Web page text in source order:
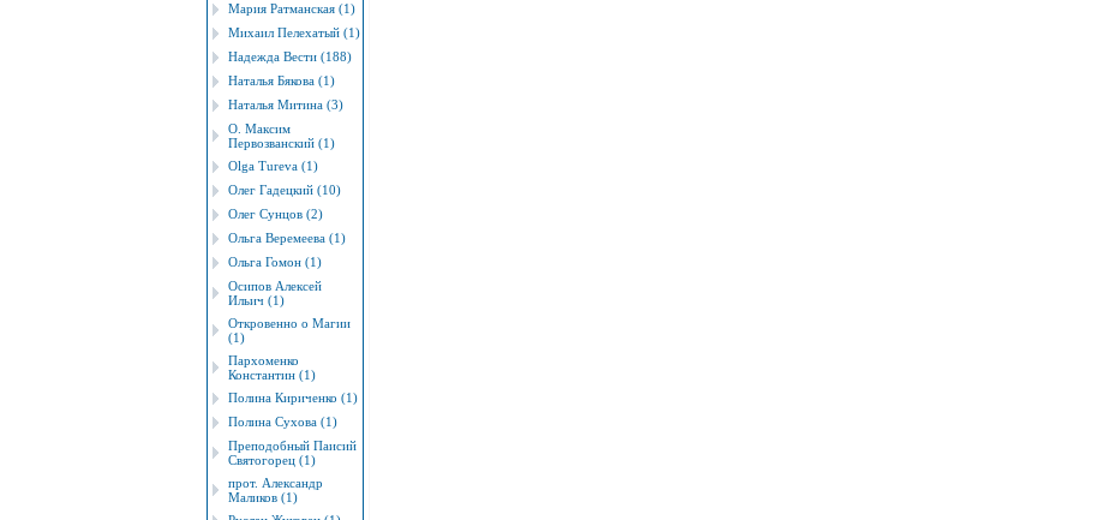
Мария Ратманская (1)
Михаил Пелехатый (1)
Надежда Вести (188)
Наталья Бякова (1)
Наталья Митина (3)
О. Максим
Первозванский (1)
Оlgа Tureva (1)
Олег Гадецкий (10)
Олег Сунцов (2)
Ольга Веремеева (1)
Ольга Гомон (1)
Осипов Алексей
Ильич (1)
Откровенно о Магии
(1)
Пархоменко
Константин (1)
Полина Кириченко (1)
Полина Сухова (1)
Преподобный Паисий
Святогорец (1)
прот. Александр
Маликов (1)